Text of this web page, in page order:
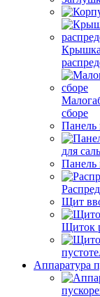
Крышка
сборе
Панель
для
Панель
Щит
Щиток
Аппаратура